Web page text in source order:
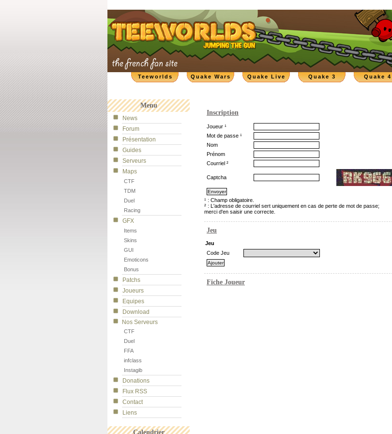
Quake 4
Quake 3
Quake Live
Quake Wars
Teeworlds
Menu
News
Forum
Présentation
Guides
Serveurs
Maps
CTF
TDM
Duel
Racing
GFX
Items
Skins
GUI
Emoticons
Bonus
Patchs
Joueurs
Equipes
Download
Nos Serveurs
CTF
Duel
FFA
infclass
Instagib
Donations
Flux RSS
Contact
Liens
Calendrier
Inscription
Joueur ¹
Mot de passe ¹
Nom
Prénom
Courriel ²
Captcha
¹ : Champ obligatoire.
² : L'adresse de courriel sert uniquement en cas de perte de mot de passe;
merci d'en saisir une correcte.
Jeu
Jeu
Code Jeu
Fiche Joueur